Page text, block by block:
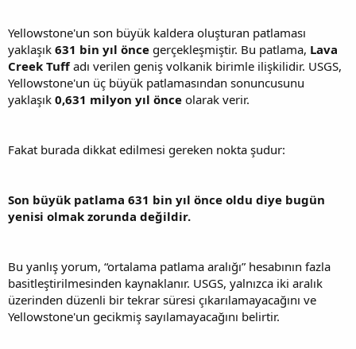
Yellowstone'un son büyük kaldera oluşturan patlaması
yaklaşık 631 bin yıl önce gerçekleşmiştir. Bu patlama, Lava
Creek Tuffadı verilen geniş volkanik birimle ilişkilidir. USGS,
Yellowstone'un üç büyük patlamasından sonuncusunu
yaklaşık 0,631 milyon yıl önce olarak verir.
Fakat burada dikkat edilmesi gereken nokta şudur:
Son büyük patlama 631 bin yıl önce oldu diye bugün
yenisi olmak zorunda değildir.
Bu yanlış yorum, “ortalama patlama aralığı” hesabının fazla
basitleştirilmesinden kaynaklanır. USGS, yalnızca iki aralık
üzerinden düzenli bir tekrar süresi çıkarılamayacağını ve
Yellowstone'un gecikmiş sayılamayacağını belirtir.